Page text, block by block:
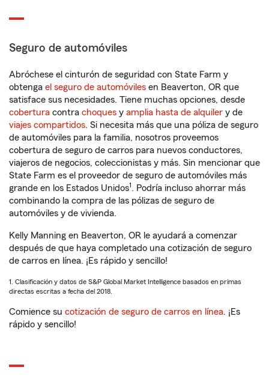
Seguro de automóviles
Abróchese el cinturón de seguridad con State Farm y
obtenga el seguro de automóviles en Beaverton, OR que
satisface sus necesidades. Tiene muchas opciones, desde
cobertura contra choques y amplia hasta de alquiler y de
viajes compartidos. Si necesita más que una póliza de seguro
de automóviles para la familia, nosotros proveemos
cobertura de seguro de carros para nuevos conductores,
viajeros de negocios, coleccionistas y más. Sin mencionar que
State Farm es el proveedor de seguro de automóviles más
grande en los Estados Unidos1. Podría incluso ahorrar más
combinando la compra de las pólizas de seguro de
automóviles y de vivienda.
Kelly Manning en Beaverton, OR le ayudará a comenzar
después de que haya completado una cotización de seguro
de carros en línea. ¡Es rápido y sencillo!
1. Clasificación y datos de S&P Global Market Intelligence basados en primas
directas escritas a fecha del 2018.
Comience su cotización de seguro de carros en línea. ¡Es
rápido y sencillo!